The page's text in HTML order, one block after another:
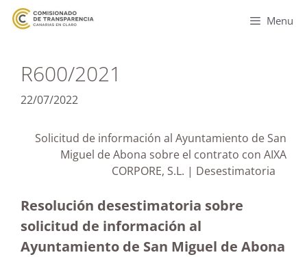
Menu
R600/2021
22/07/2022
Solicitud de información al Ayuntamiento de San
Miguel de Abona sobre el contrato con AIXA
CORPORE, S.L. | Desestimatoria
Resolución desestimatoria sobre
solicitud de información al
Ayuntamiento de San Miguel de Abona